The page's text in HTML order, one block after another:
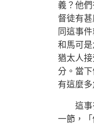
義？他
督徒有
同這事
和馬可
猶太人
分。當
有這麼
這事有
一節，